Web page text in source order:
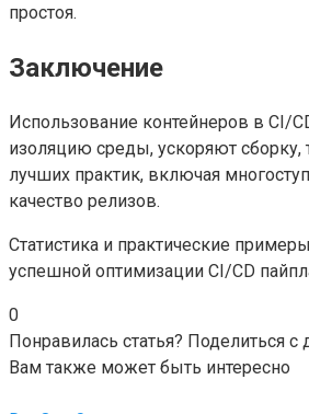
простоя.
Заключение
Использование контейнеров в CI/
изоляцию среды, ускоряют
лучших практик, включая
качество релизов.
Статистика и практические
успешной оптимизации CI/CD
0
Понравилась статья? Поделиться с
Вам также может быть интересно